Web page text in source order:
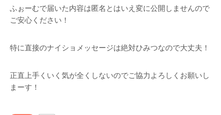
ふぉーむで届いた内容は匿名とはいえ変に公開しませんので
ご安心ください！
特に直接のナイショメッセージは絶対ひみつなので大丈夫！
正直上手くいく気が全くしないのでご協力よろしくお願いし
まーす！